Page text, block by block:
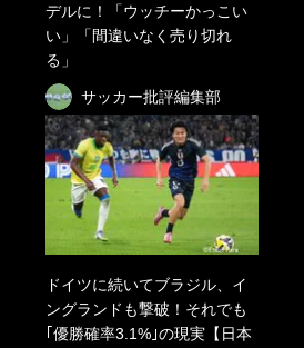
デルに！「ウッチーかっこい
い」「間違いなく売り切れ
る」
サッカー批評編集部
ドイツに続いてブラジル、イ
ングランドも撃破！それでも
｢優勝確率3.1%｣の現実【日本